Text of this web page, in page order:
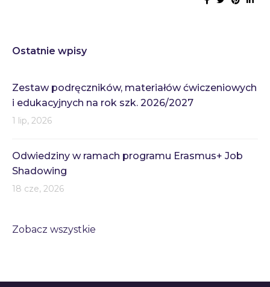
Ostatnie wpisy
Zestaw podręczników, materiałów ćwiczeniowych
i edukacyjnych na rok szk. 2026/2027
1 lip, 2026
Odwiedziny w ramach programu Erasmus+ Job
Shadowing
18 cze, 2026
Zobacz wszystkie